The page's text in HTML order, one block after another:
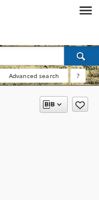
Advanced search ?